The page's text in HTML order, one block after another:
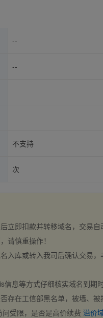
--
--
不支持
次
立即扣款并转移域名，交易
请慎重操作！
入库或转入我司后确认交易
信息等方式仔细核实域名到期
存在工信部黑名单，被墙、
受限，是否是高价续费 溢价